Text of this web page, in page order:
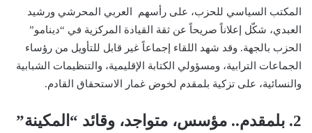
المكتب السياسي للحزب، على رأسهم العربي المحرشي ورشيد
العبدي، شكّل إعلاناً صريحاً عن ثقة القيادة المركزية في “دينامو”
الحزب بالجهة. وقد شهد اللقاء إجماعاً غير قابل للتأويل من رؤساء
الجماعات الترابية، ومسؤولي الكتابة الإقليمية، والتنظيمات الشبابية
والنسائية، على تزكية بلمقدم لخوض غمار الاستحقاق القادم.
2. بلمقدم.. مؤسس، متواجد، وقائد “المكينة”